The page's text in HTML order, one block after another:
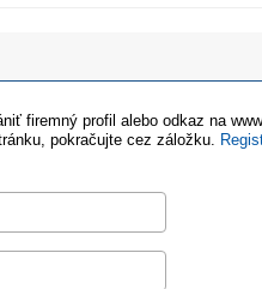
firemný profil alebo odkaz na
pokračujte cez záložku.